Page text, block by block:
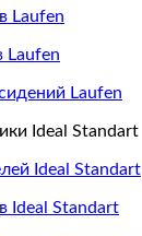
Laufen
Laufen
Laufen
Ideal Standart
Ideal Standart
Ideal Standart